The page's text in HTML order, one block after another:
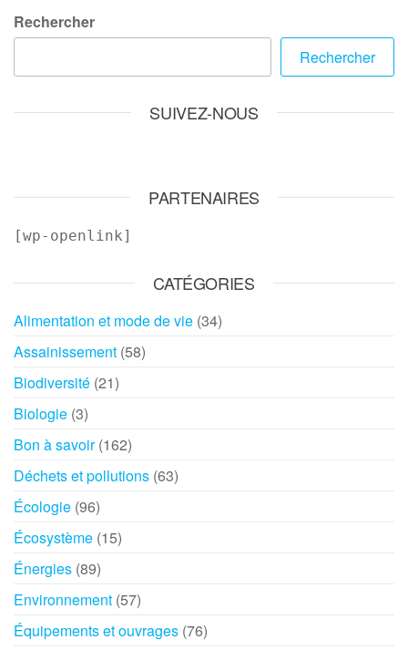
publications
Rechercher
Rechercher
SUIVEZ-NOUS
PARTENAIRES
[wp-openlink]
CATÉGORIES
Alimentation et mode de vie (34)
Assainissement (58)
Biodiversité (21)
Biologie (3)
Bon à savoir(162)
Déchets et pollutions (63)
Écologie (96)
Écosystème (15)
Énergies (89)
Environnement (57)
Équipements et ouvrages (76)